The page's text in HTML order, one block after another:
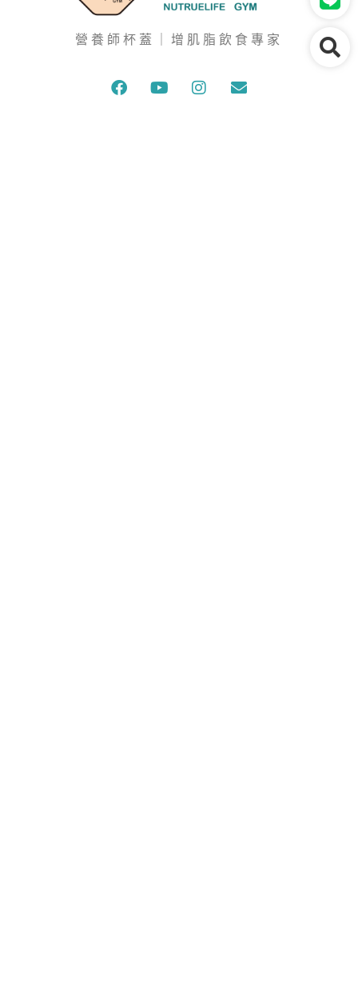
營養師杯蓋｜增肌脂飲食專家